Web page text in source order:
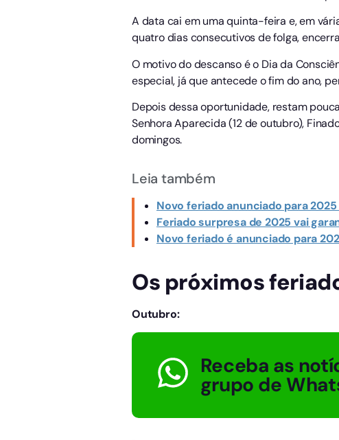
A data cai em uma quinta-feira e, em
quatro dias consecutivos de folga,
O motivo do descanso é o Dia da
especial, já que antecede o fim do ano,
Depois dessa oportunidade, restam
Senhora Aparecida (12 de outubro),
domingos.
Leia também
Novo feriado anunciado para
Feriado surpresa de 2025 vai
Novo feriado é anunciado para
Os próximos
Outubro:
Receba as
grupo de